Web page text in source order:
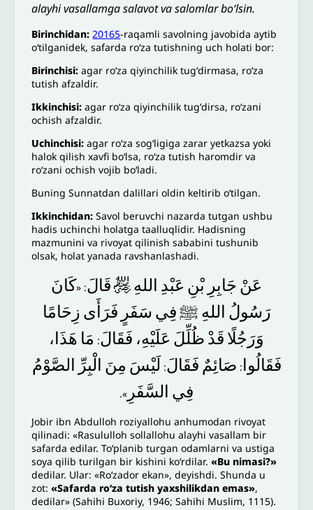
alayhi vasallamga salavot va salomlar bo‘lsin.
Birinchidan: 20165-raqamli savolning javobida aytib
oʻtilganidek, safarda roʻza tutishning uch holati bor:
Birinchisi: agar roʻza qiyinchilik tugʻdirmasa, roʻza
tutish afzaldir.
Ikkinchisi: agar roʻza qiyinchilik tugʻdirsa, roʻzani
ochish afzaldir.
Uchinchisi: agar roʻza sogʻligiga zarar yetkazsa yoki
halok qilish xavfi boʻlsa, roʻza tutish haromdir va
roʻzani ochish vojib boʻladi.
Buning Sunnatdan dalillari oldin keltirib oʻtilgan.
Ikkinchidan: Savol beruvchi nazarda tutgan ushbu
hadis uchinchi holatga taalluqlidir. Hadisning
mazmunini va rivoyat qilinish sababini tushunib
olsak, holat yanada ravshanlashadi.
عَنْ جَابِرِ بْنِ عَبْدِ اللهِ﵃قَالَ: «كَانَ
رَسُولُ اللهِ ﷺفِي سَفَرٍ فَرَأَى زِحَامًا
وَرَجُلًا قَدْ ظُلِّلَ عَلَيْهِ، فَقَالَ: مَا هَذَا،
فَقَالُوا : صَائِمٌ فَقَالَ: لَيْسَ مِنَ الْبِرِّ
الصَّوْمُ
فِي السَّفَرِ ».
Jobir ibn Abdulloh roziyallohu anhumodan rivoyat
qilinadi: «Rasululloh sollallohu alayhi vasallam bir
safarda edilar. Toʻplanib turgan odamlarni va ustiga
soya qilib turilgan bir kishini koʻrdilar.«Bu nimasi?»
dedilar. Ular: «Roʻzador ekan», deyishdi. Shunda u
zot:«Safarda roʻza tutish yaxshilikdan emas»,
dedilar» (Sahihi Buxoriy, 1946; Sahihi Muslim, 1115).